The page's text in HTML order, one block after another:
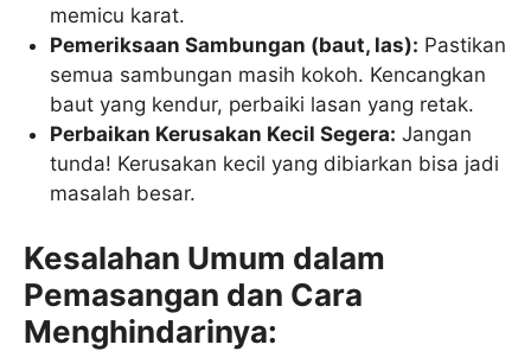
memicu karat.
Pemeriksaan Sambungan (baut, las): Pastikan
semua sambungan masih kokoh. Kencangkan
baut yang kendur, perbaiki lasan yang retak.
Perbaikan Kerusakan Kecil Segera: Jangan
tunda! Kerusakan kecil yang dibiarkan bisa jadi
masalah besar.
Kesalahan Umum dalam
Pemasangan dan Cara
Menghindarinya: